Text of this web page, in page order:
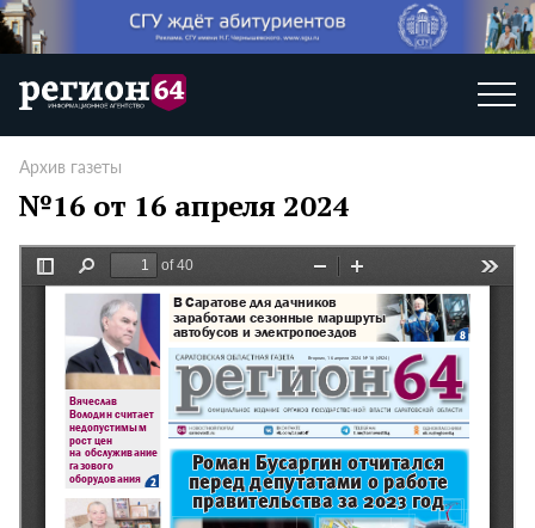
Архив газеты
№16 от 16 апреля 2024